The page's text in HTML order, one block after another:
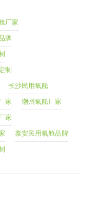
厂家
牌
制
长沙民用氧舱
家 潮州氧舱厂家
家
泰安民用氧舱品牌